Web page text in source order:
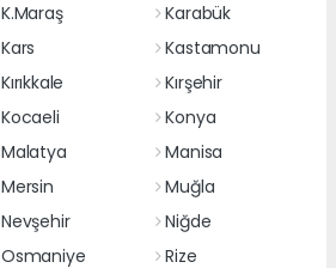
K.Maraş
Karabük
Kars
Kastamonu
Kırıkkale
Kırşehir
Kocaeli
Konya
Malatya
Manisa
Mersin
Muğla
Nevşehir
Niğde
Osmaniye Rize